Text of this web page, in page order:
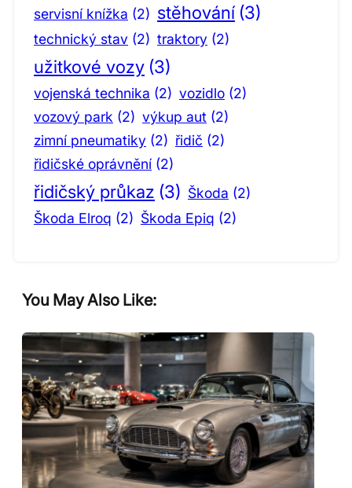
servisní knížka (2) stěhování (3)
technický stav (2) traktory (2)
užitkové vozy (3)
vojenská technika (2) vozidlo (2)
vozový park (2) výkup aut (2)
zimní pneumatiky (2) řidič (2)
řidičské oprávnění (2)
řidičský průkaz (3) Škoda (2)
Škoda Elroq (2) Škoda Epiq (2)
You May Also Like: